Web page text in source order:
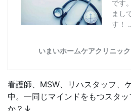
看護師、MSW、リハスタッフ、
中。一同じマインドをもつスタ
か？↓